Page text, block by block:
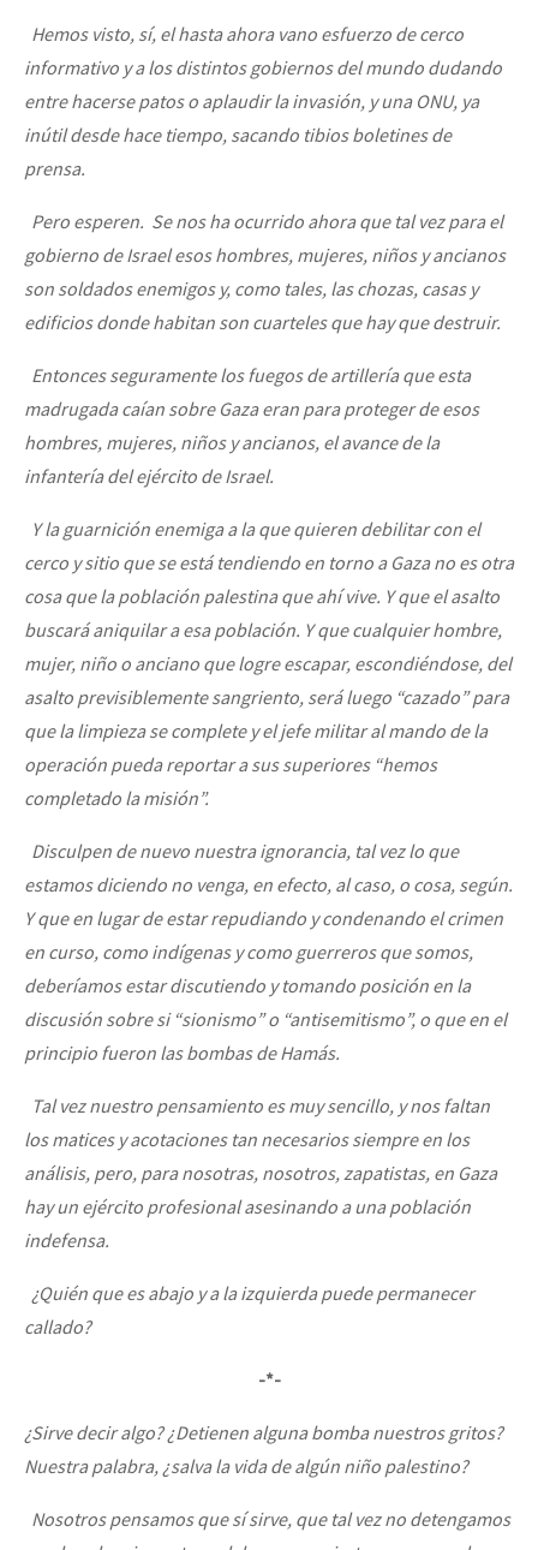
Hemos visto, sí, el hasta ahora vano esfuerzo de cerco
informativo y a los distintos gobiernos del mundo dudando
entre hacerse patos o aplaudir la invasión, y una ONU, ya
inútil desde hace tiempo, sacando tibios boletines de
prensa.
Pero esperen. Se nos ha ocurrido ahora que tal vez para el
gobierno de Israel esos hombres, mujeres, niños y ancianos
son soldados enemigos y, como tales, las chozas, casas y
edificios donde habitan son cuarteles que hay que destruir.
Entonces seguramente los fuegos de artillería que esta
madrugada caían sobre Gaza eran para proteger de esos
hombres, mujeres, niños y ancianos, el avance de la
infantería del ejército de Israel.
Y la guarnición enemiga a la que quieren debilitar con el
cerco y sitio que se está tendiendo en torno a Gaza no es otra
cosa que la población palestina que ahí vive. Y que el asalto
buscará aniquilar a esa población. Y que cualquier hombre,
mujer, niño o anciano que logre escapar, escondiéndose, del
asalto previsiblemente sangriento, será luego “cazado” para
que la limpieza se complete y el jefe militar al mando de la
operación pueda reportar a sus superiores “hemos
completado la misión”.
Disculpen de nuevo nuestra ignorancia, tal vez lo que
estamos diciendo no venga, en efecto, al caso, o cosa, según.
Y que en lugar de estar repudiando y condenando el crimen
en curso, como indígenas y como guerreros que somos,
deberíamos estar discutiendo y tomando posición en la
discusión sobre si “sionismo” o “antisemitismo”, o que en el
principio fueron las bombas de Hamás.
Tal vez nuestro pensamiento es muy sencillo, y nos faltan
los matices y acotaciones tan necesarios siempre en los
análisis, pero, para nosotras, nosotros, zapatistas, en Gaza
hay un ejército profesional asesinando a una población
indefensa.
¿Quién que es abajo y a la izquierda puede permanecer
callado?
-*-
¿Sirve decir algo? ¿Detienen alguna bomba nuestros gritos?
Nuestra palabra, ¿salva la vida de algún niño palestino?
Nosotros pensamos que sí sirve, que tal vez no detengamos